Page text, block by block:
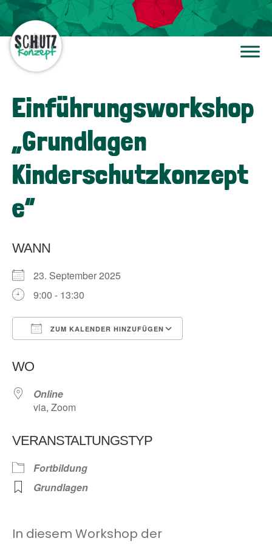
Einführungsworkshop
„Grundlagen
Kinderschutzkonzept
e“
WANN
23. September 2025
9:00 - 13:30
ZUM KALENDER HINZUFÜGEN
WO
Online
via, Zoom
VERANSTALTUNGSTYP
Fortbildung
Grundlagen
In diesem Workshop der